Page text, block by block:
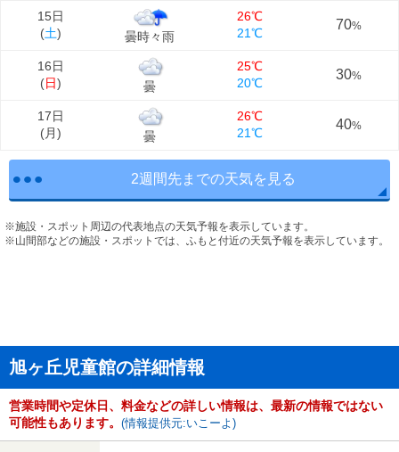
15日
(土) 曇時々雨
26℃
21℃
70%
16日
(日) 曇
25℃
20℃
30%
17日
(月) 曇
26℃
21℃
40%
2週間先までの天気を見る
※施設・スポット周辺の代表地点の天気予報を表示しています。
※山間部などの施設・スポットでは、ふもと付近の天気予報を表示しています。
旭ヶ丘児童館の詳細情報
営業時間や定休日、料金などの詳しい情報は、最新の情報ではない
可能性もあります。 (情報提供元:いこーよ)